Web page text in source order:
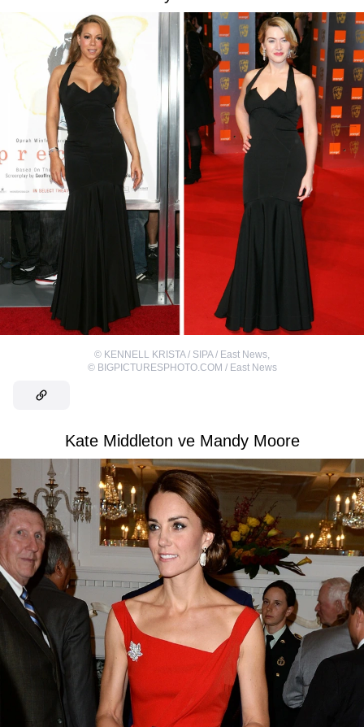
© KENNELL KRISTA / SIPA / East News,
© BIGPICTURESPHOTO.COM / East News
Kate Middleton ve Mandy Moore